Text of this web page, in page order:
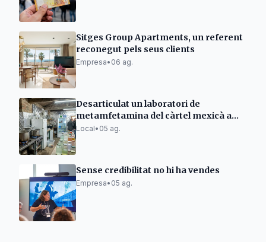
Sitges Group Apartments, un referent
reconegut pels seus clients
Empresa• 06 ag.
Desarticulat un laboratori de
metamfetamina del càrtel mexicà a
Almenar
Local• 05 ag.
Sense credibilitat no hi ha vendes
Empresa• 05 ag.